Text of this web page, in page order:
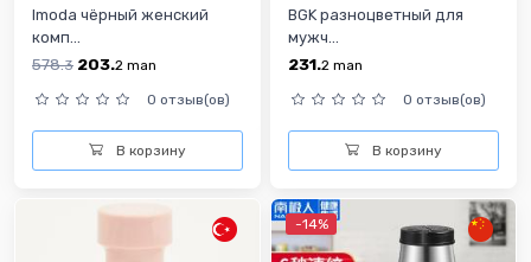
Imoda чёрный женский
комп...
578.3 203.2 man
0 отзыв(ов)
В корзину
BGK разноцветный для
мужч...
231.2 man
0 отзыв(ов)
В корзину
-14%